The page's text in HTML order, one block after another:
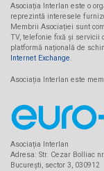
Data ZYX
DevGeeks
Digital
Dynamic
EfectRO
Energy Dot
Asociația Interlan este o
reprezintă interesele
Membrii Asociației sunt
TV, telefonie fixă și servicii
platformă națională de
Internet Exchange.
Asociația Interlan este
Asociația Interlan
Adresa: Str. Cezar Bolliac
București, sector 3, 030912